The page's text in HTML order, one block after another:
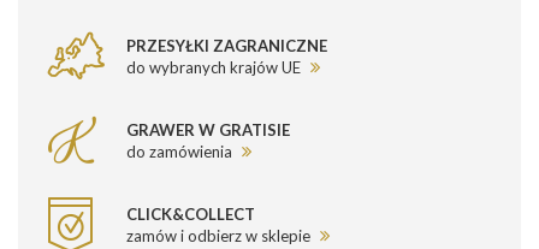
PRZESYŁKI ZAGRANICZNE
do wybranych krajów UE
GRAWER W GRATISIE
do zamówienia
CLICK&COLLECT
zamów i odbierz w sklepie